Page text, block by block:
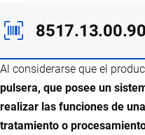
8517.13.00.90
Al considerarse que el
pulsera, que posee un
realizar las funciones de
tratamiento o